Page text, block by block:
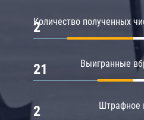
Количество полученных
2
Выигранные
21
Штрафное
2